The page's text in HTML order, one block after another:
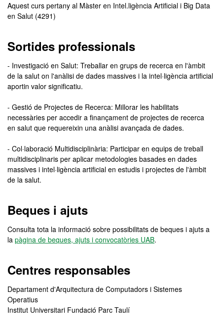
Aquest curs pertany al Màster en Intel.ligència Artificial i Big Data
en Salut (4291)
Sortides professionals
- Investigació en Salut: Treballar en grups de recerca en l'àmbit
de la salut on l'anàlisi de dades massives i la intel·ligència artificial
aportin valor significatiu.
- Gestió de Projectes de Recerca: Millorar les habilitats
necessàries per accedir a finançament de projectes de recerca
en salut que requereixin una anàlisi avançada de dades.
- Col·laboració Multidisciplinària: Participar en equips de treball
multidisciplinaris per aplicar metodologies basades en dades
massives i intel·ligència artificial en estudis i projectes de l'àmbit
de la salut.
Beques i ajuts
Consulta tota la informació sobre possibilitats de beques i ajuts a
la pàgina de beques, ajuts i convocatòries UAB.
Centres responsables
Departament d'Arquitectura de Computadors i Sistemes
Operatius
Institut Universitari Fundació Parc Taulí